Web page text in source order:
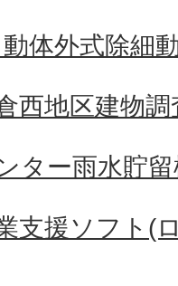
体外式除細
西地区建物
ター雨水貯
支援ソフト(